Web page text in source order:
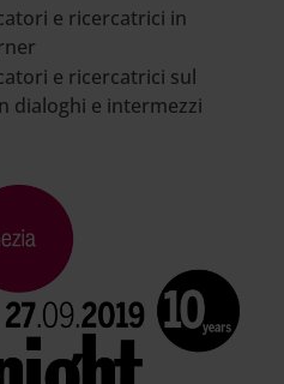
e ricercatrici in
e ricercatrici sul
dialoghi e intermezzi